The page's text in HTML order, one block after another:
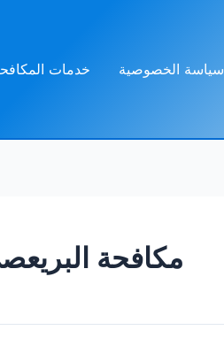
سياسة الخصوصية خدمات
مكافحة